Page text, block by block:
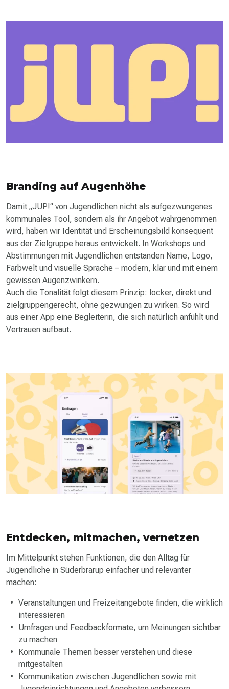
Branding auf Augenhöhe
Damit „JUP!“ von Jugendlichen nicht als aufgezwungenes
kommunales Tool, sondern als ihr Angebot wahrgenommen
wird, haben wir Identität und Erscheinungsbild konsequent
aus der Zielgruppe heraus entwickelt. In Workshops und
Abstimmungen mit Jugendlichen entstanden Name, Logo,
Farbwelt und visuelle Sprache – modern, klar und mit einem
gewissen Augenzwinkern.
Auch die Tonalität folgt diesem Prinzip: locker, direkt und
zielgruppen­gerecht, ohne gezwungen zu wirken. So wird
aus einer App eine Begleiterin, die sich natürlich anfühlt und
Vertrauen aufbaut.
Entdecken, mitmachen, vernetzen
Im Mittelpunkt stehen Funktionen, die den Alltag für
Jugendliche in Süderbrarup einfacher und relevanter
machen:
Veranstaltungen und Freizeitangebote finden, die wirklich
interessieren
Umfragen und Feedbackformate, um Meinungen sichtbar
zu machen
Kommunale Themen besser verstehen und diese
mitgestalten
Kommunikation zwischen Jugendlichen sowie mit